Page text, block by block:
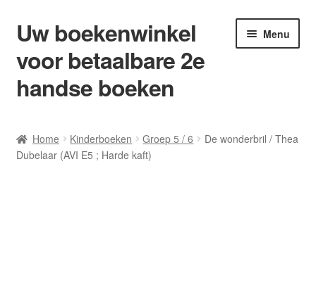
Ga
door
naar
navigatie
Ga
naar
de
inhoud
Uw boekenwinkel
voor betaalbare 2e
handse boeken
Menu
Afrekenen
Home Kinderboeken Groep 5 / 6
De wonderbril / Thea
Dubelaar (AVI E5 ; Harde kaft)